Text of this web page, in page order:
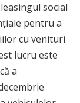
social
pentru a
cu venituri
lucru este
a